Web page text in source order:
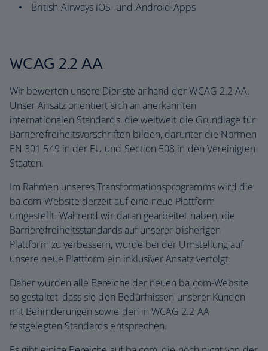
British Airways iOS- und Android-Apps
WCAG 2.2 AA
Wir bewerten unsere Dienste anhand der WCAG 2.2 AA.
Unser Ansatz orientiert sich an anerkannten
internationalen Standards, die weltweit die Grundlage für
Barrierefreiheitsvorschriften bilden, darunter die Normen
EN 301 549 in der EU und Section 508 in den Vereinigten
Staaten.
Im Rahmen unseres Transformationsprogramms wird die
ba.com-Website derzeit auf eine neue Plattform
umgestellt. Während wir daran gearbeitet haben, die
Barrierefreiheitsstandards auf unserer bisherigen
Plattform zu verbessern, wurde bei der Umstellung auf
unsere neue Plattform ein inklusiver Ansatz verfolgt.
Daher wurden alle Bereiche der neuen ba.com-Website
so gestaltet, dass sie den Bedürfnissen unserer Kunden
mit Behinderungen sowie den in WCAG 2.2 AA
festgelegten Standards entsprechen.